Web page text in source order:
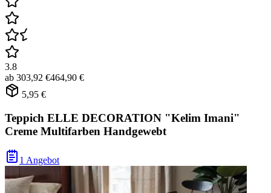
3.8
ab 303,92 €464,90 €
5,95 €
Teppich ELLE DECORATION "Kelim Imani"
Creme Multifarben Handgewebt
1 Angebot